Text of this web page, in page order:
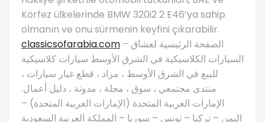
Körfez ülkelerinde BMW 320i2 2 E46’ya sahip
olmanın ve onu sürmenin keyfini çıkarabilir.
classicsofarabia.com – الصفحة الرئيسية لعشاق
السيارات الكلاسيكية في الشرق الأوسط سيارات كلاسيكية
للبيع في الشرق الأوسط ، مزاد ، قطع غيار سيارات ،
منتدى مجتمعي ، سوق ، مجلة ، مدونة ، دليل أعمال.
الإمارات العربية المتحدة (الإمارات العربية المتحدة) –
اليمن – تركيا – تونس – سوريا – المملكة العربية السعودية